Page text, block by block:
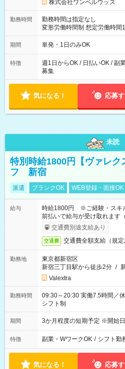
株式会社ワンベルウッズ
勤務時間
勤務時間は指定なし
変形労働時間制 想定労働時間160時間/月 【シ
～21：00
期間 単発・1日のみOK
特徴
週1日からOK / 日払いOK / 副
募集
気になる！ 応募
未読
特別時給1800円【ヴァレク
フ 新宿
派遣 ブランクOK WEB登録・面接OK
給与
時給1800円 ※ご経験・スキ
前払いで給与が受け取れます
交通費別途支給あり
交通費 交通費全額支給（規定
勤務地
東京都新宿区
新宿三丁目駅から徒歩2分 /
Valextra
勤務時間
09:30～20:30 実働7.5時間／休憩1.5時間 営業時間に合わせた
シフト制
期間 3か月程度の短期予定 ※開始
特徴 副業・WワークOK / シフト勤
気になる！ 応募